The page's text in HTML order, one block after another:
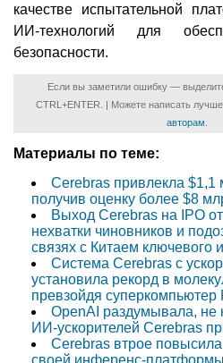
качестве испытательной
ИИ-технологий для
безопасности.
Если вы заметили ошибку —
CTRL+ENTER. | Можете написать
авторам
Материалы по теме:
Cerebras привлекла $1,1
получив оценку более $8
Выход Cerebras на IPO
нехватки чиновников и
связях с Китаем ключевого
Система Cerebras с
установила рекорд в
превзойдя суперкомпьютер
OpenAI раздумывала, не
ИИ-ускорителей Cerebras
Cerebras втрое
своей инференс-платформы